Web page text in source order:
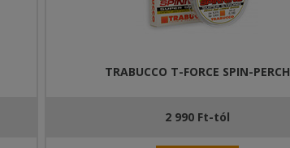
TRABUCCO T-FORCE SPIN-PERCH
2 990 Ft-tól